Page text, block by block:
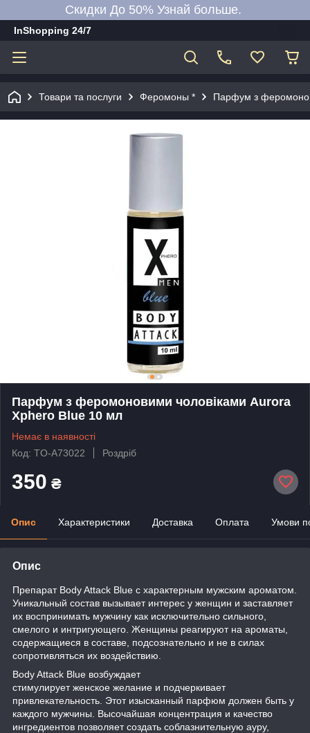
Скидки До 50% Узнай больше.
InShopping 24/7
Товари та послуги Феромоны * Парфум з
Парфум з феромоновими чоловіками Aurora
Xphero Blue 10 мл
Немає в наявності
Код: TO-A73022
Роздріб
350 ₴
Опис Характеристики Доставка Оплата Умови
Опис
Препарат Body Attack Blue с характерным мужским ароматом.
Уникальный состав вызывает интерес у женщин и заставляет
их воспринимать мужчину как исключительно сильного,
смелого и интригующего. Женщины реагируют на ароматы,
содержащиеся в составе, подсознательно и не в силах
сопротивляться их воздействию.
Body Attack Blue возбуждает
стимулирует женское желание и подчеркивает
привлекательность. Этот изысканный парфюм должен быть у
каждого мужчины. Высочайшая концентрация и качество
ингредиентов позволяет создать соблазнительную ауру,